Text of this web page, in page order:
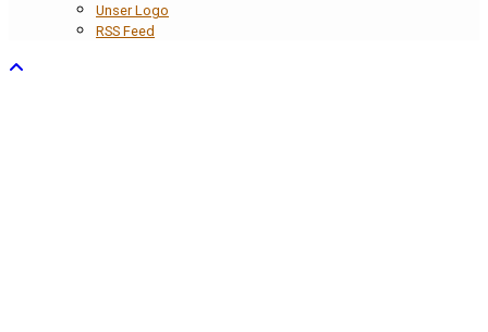
Unser Logo
RSS Feed